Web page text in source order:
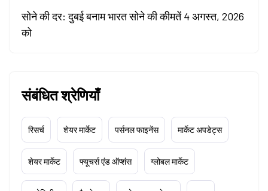
सोने की दर: दुबई बनाम भारत सोने की कीमतें 4 अगस्त, 2026
को
संबंधित श्रेणियाँ
रिसर्च शेयर मार्केट पर्सनल फाइनेंस मार्केट अपडेट्स
शेयर मार्केट फ्यूचर्स एंड ऑप्शंस ग्लोबल मार्केट